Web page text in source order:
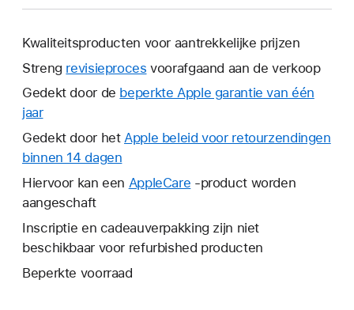
Kwaliteitsproducten voor aantrekkelijke prijzen
Streng revisieproces voorafgaand aan de verkoop
Gedekt door de beperkte Apple garantie van één
jaarHierdoor
wordt
er
nieuw
venster
geopend.
Gedekt door hetApple beleid voor retourzendingen
binnen 14 dagen
wordt
nieuw
venster
geopend.
Hiervoor kan een AppleCare Hierdoor
er
een
-product worden
aangeschaft
Inscriptie en cadeauverpakking zijn niet
beschikbaar voor refurbished producten
Beperkte voorraad